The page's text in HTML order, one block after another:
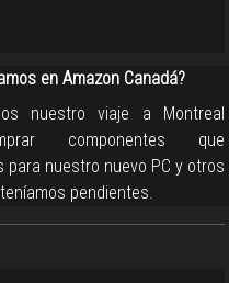
en Amazon Canadá?
nuestro viaje a Montreal
componentes que
para nuestro nuevo PC y otros
pendientes.